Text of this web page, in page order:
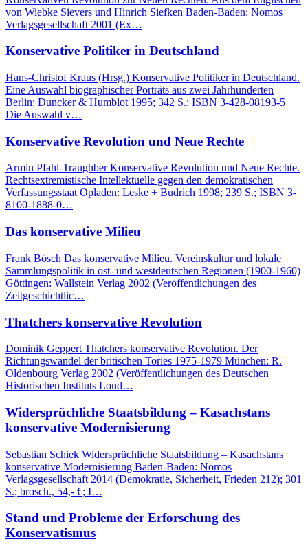
von Wiebke Sievers und Hinrich Siefken Baden-Baden: Nomos
Verlagsgesellschaft 2001 (Ex…
Konservative Politiker in Deutschland
Hans-Christof Kraus (Hrsg.) Konservative Politiker in Deutschland.
Eine Auswahl biographischer Porträts aus zwei Jahrhunderten
Berlin: Duncker & Humblot 1995; 342 S.; ISBN 3-428-08193-5
Die Auswahl v…
Konservative Revolution und Neue Rechte
Armin Pfahl-Traughber Konservative Revolution und Neue Rechte.
Rechtsextremistische Intellektuelle gegen den demokratischen
Verfassungsstaat Opladen: Leske + Budrich 1998; 239 S.; ISBN 3-
8100-1888-0…
Das konservative Milieu
Frank Bösch Das konservative Milieu. Vereinskultur und lokale
Sammlungspolitik in ost- und westdeutschen Regionen (1900-1960)
Göttingen: Wallstein Verlag 2002 (Veröffentlichungen des
Zeitgeschichtlic…
Thatchers konservative Revolution
Dominik Geppert Thatchers konservative Revolution. Der
Richtungswandel der britischen Tories 1975-1979 München: R.
Oldenbourg Verlag 2002 (Veröffentlichungen des Deutschen
Historischen Instituts Lond…
Widersprüchliche Staatsbildung – Kasachstans
konservative Modernisierung
Sebastian Schiek Widersprüchliche Staatsbildung – Kasachstans
konservative Modernisierung Baden-Baden: Nomos
Verlagsgesellschaft 2014 (Demokratie, Sicherheit, Frieden 212); 301
S.; brosch., 54,- €; I…
Stand und Probleme der Erforschung des
Konservatismus